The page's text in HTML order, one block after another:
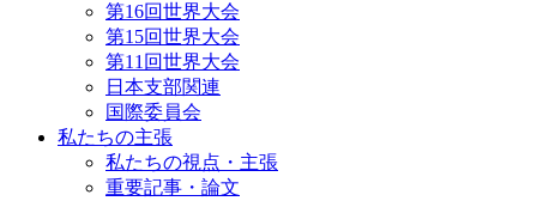
第16回世界大会
第15回世界大会
第11回世界大会
日本支部関連
国際委員会
私たちの主張
私たちの視点・主張
重要記事・論文